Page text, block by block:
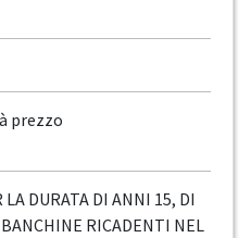
prezzo
DURATA DI ANNI 15, DI
RICADENTI NEL